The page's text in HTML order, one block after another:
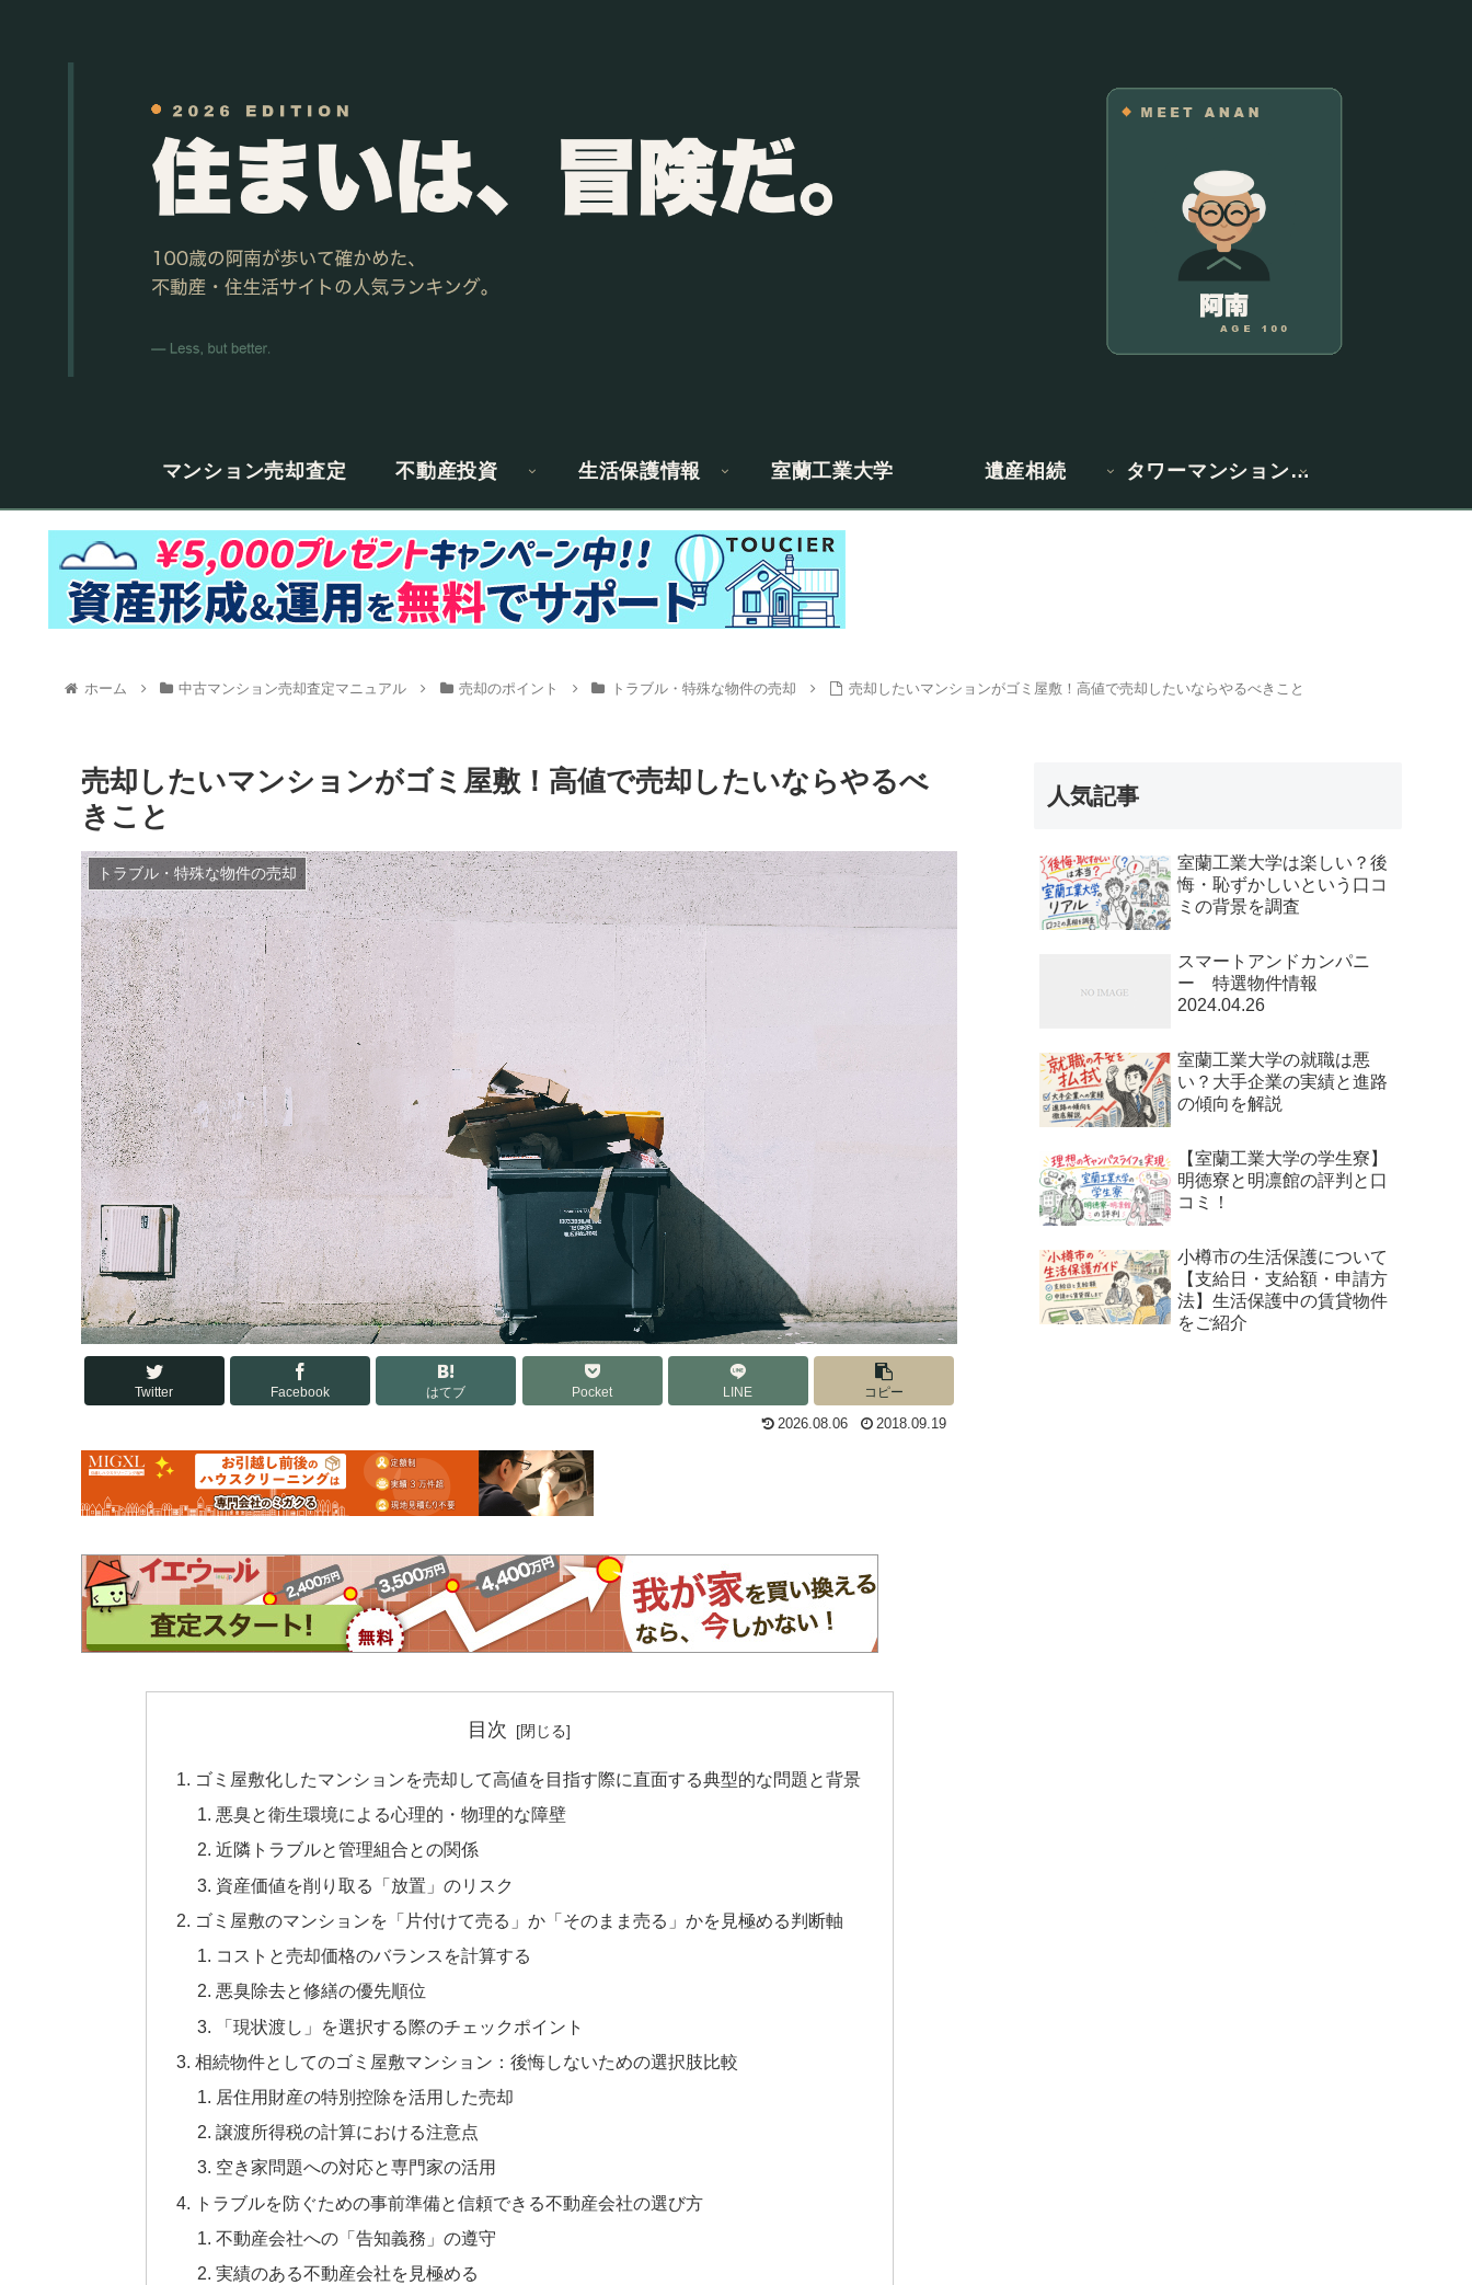
マンション売却査定 不動産投資 生活保護情報 室蘭工業大学 遺産相続 タワーマンション情
ホーム 中古マンション売却査定マニュアル 売却のポイント トラブル・特殊な物件の売却 売却したいマンションがゴミ屋敷！高値で売却したいならやるべきこと
売却したいマンションがゴミ屋敷！高値で売却したいならやるべ
きこと
トラブル・特殊な物件の売却
Twitter Facebook はてブ Pocket LINE コピー
2026.08.06 2018.09.19
目次
ゴミ屋敷化したマンションを売却して高値を目指す際に直面する典型的な問題と背景
悪臭と衛生環境による心理的・物理的な障壁
近隣トラブルと管理組合との関係
資産価値を削り取る「放置」のリスク
ゴミ屋敷のマンションを「片付けて売る」か「そのまま売る」かを見極める判断軸
コストと売却価格のバランスを計算する
悪臭除去と修繕の優先順位
「現状渡し」を選択する際のチェックポイント
相続物件としてのゴミ屋敷マンション：後悔しないための選択肢比較
居住用財産の特別控除を活用した売却
譲渡所得税の計算における注意点
空き家問題への対応と専門家の活用
トラブルを防ぐための事前準備と信頼できる不動産会社の選び方
不動産会社への「告知義務」の遵守
実績のある不動産会社を見極める
人気記事
室蘭工業大学は楽しい？後
悔・恥ずかしいという口コ
ミの背景を調査
スマートアンドカンパニ
ー 特選物件情報
2024.04.26
室蘭工業大学の就職は悪
い？大手企業の実績と進路
の傾向を解説
【室蘭工業大学の学生寮】
明徳寮と明凛館の評判と口
コミ！
小樽市の生活保護について
【支給日・支給額・申請方
法】生活保護中の賃貸物件
をご紹介